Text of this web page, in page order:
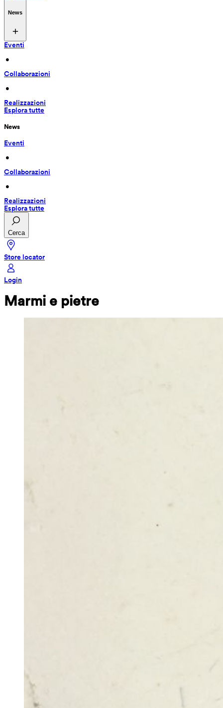
News
Eventi
•
Collaborazioni
•
Realizzazioni
Esplora tutte
News
Eventi
•
Collaborazioni
•
Realizzazioni
Esplora tutte
Cerca
Store locator
Login
Marmi e pietre